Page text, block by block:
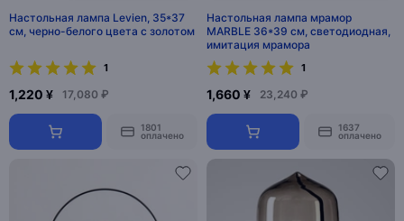
Настольная лампа Levien, 35*37
см, черно-белого цвета с золотом
1
1,220 ¥ 17,080 ₽
1801
оплачено
Настольная лампа мрамор
MARBLE 36*39 см, светодиодная,
имитация мрамора
1
1,660 ¥ 23,240 ₽
1637
оплачено